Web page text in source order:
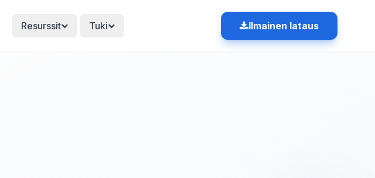
Resurssit Tuki Ilmainen lataus